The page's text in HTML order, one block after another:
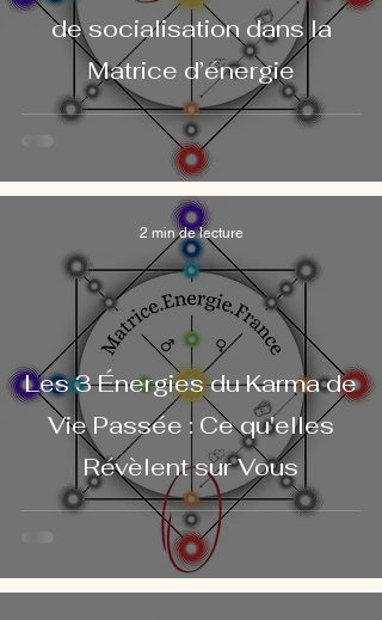
de socialisation dans la
Matrice d’énergie
Les 3 Énergies du Karma de
Vie Passée : Ce qu'elles
Révèlent sur Vous
2 min de lecture